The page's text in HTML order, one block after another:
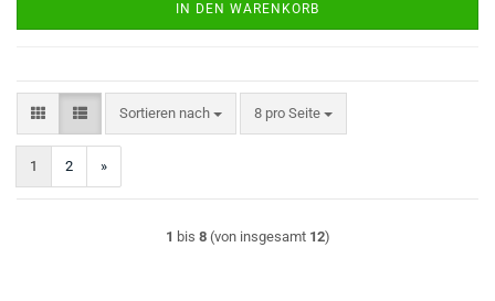
IN DEN WARENKORB
Sortieren nach
Sortieren nach 8 pro Seite
pro Seite
1 2 »
1 bis 8(von insgesamt 12)